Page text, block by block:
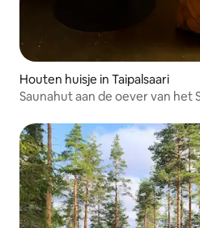
Houten huisje in Taipalsaari
Saunahut aan de oever van het